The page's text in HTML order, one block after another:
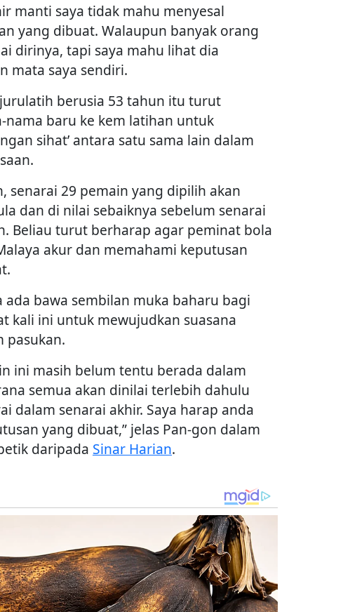
manti saya tidak mahu menyesal
yang dibuat. Walaupun banyak orang
dirinya, tapi saya mahu lihat dia
mata saya sendiri.
berusia 53 tahun itu turut
nama baru ke kem latihan untuk
sihat’ antara satu sama lain dalam
senarai 29 pemain yang dipilih akan
dan di nilai sebaiknya sebelum senarai
Beliau turut berharap agar peminat bola
akur dan memahami keputusan
ada bawa sembilan muka baharu bagi
kali ini untuk mewujudkan suasana
pasukan.
ini masih belum tentu berada dalam
semua akan dinilai terlebih dahulu
dalam senarai akhir. Saya harap anda
yang dibuat,” jelas Pan-gon dalam
daripada Sinar Harian.